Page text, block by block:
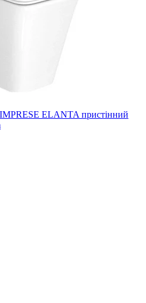
ELANTA пристінний